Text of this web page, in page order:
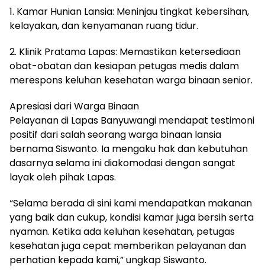
1. Kamar Hunian Lansia: Meninjau tingkat kebersihan,
kelayakan, dan kenyamanan ruang tidur.
2. Klinik Pratama Lapas: Memastikan ketersediaan
obat-obatan dan kesiapan petugas medis dalam
merespons keluhan kesehatan warga binaan senior.
Apresiasi dari Warga Binaan
Pelayanan di Lapas Banyuwangi mendapat testimoni
positif dari salah seorang warga binaan lansia
bernama Siswanto. Ia mengaku hak dan kebutuhan
dasarnya selama ini diakomodasi dengan sangat
layak oleh pihak Lapas.
“Selama berada di sini kami mendapatkan makanan
yang baik dan cukup, kondisi kamar juga bersih serta
nyaman. Ketika ada keluhan kesehatan, petugas
kesehatan juga cepat memberikan pelayanan dan
perhatian kepada kami,” ungkap Siswanto.